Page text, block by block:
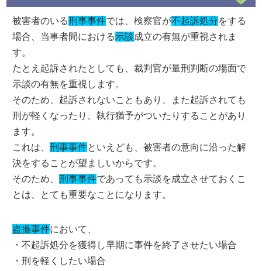
被害者のいる刑事事件では、検察官が不起訴処分をする
場合、当事者間における示談成立の有無が重視されま
す。
たとえ起訴されたとしても、裁判官が量刑判断の場面で
示談の有無を重視します。
そのため、起訴されないこともあり、また起訴されても
刑が軽くなったり、執行猶予がついたりすることがあり
ます。
これは、刑事事件といえども、被害者の意向に沿った解
決をすることが望ましいからです。
そのため、刑事事件であっても示談を成立させておくこ
とは、とても重要なことになります。
盗撮事件において、
・不起訴処分を獲得し早期に事件を終了させたい場合
・刑を軽くしたい場合